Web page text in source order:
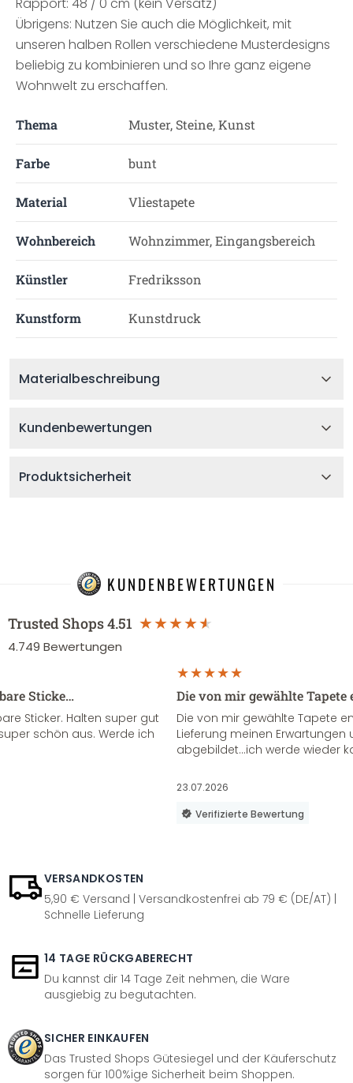
Übrigens: Nutzen Sie auch die Möglichkeit, mit
unseren halben Rollen verschiedene Musterdesigns
beliebig zu kombinieren und so Ihre ganz eigene
Wohnwelt zu erschaffen.
Thema Muster, Steine, Kunst
Farbe bunt
Material Vliestapete
Wohnbereich Wohnzimmer, Eingangsbereich
Künstler Fredriksson
Kunstform Kunstdruck
Materialbeschreibung
Kundenbewertungen
Produktsicherheit
KUNDENBEWERTUNGEN
Trusted Shops4.51
4.749 Bewertungen
Sticke…
Sticker. Halten super gut
schön aus. Werde ich
Die von mir gewählte
Die von mir gewählte Tapete
Lieferung meinen Erwartungen
abgebildet...ich werde wieder
23.07.2026
Verifizierte Bewertung
VERSANDKOSTEN
5,90 € Versand | Versandkostenfrei ab 79 € (DE/AT) |
Schnelle Lieferung
14 TAGE RÜCKGABERECHT
Du kannst dir 14 Tage Zeit nehmen, die Ware
ausgiebig zu begutachten.
SICHER EINKAUFEN
Das Trusted Shops Gütesiegel und der Käuferschutz
sorgen für 100%ige Sicherheit beim Shoppen.